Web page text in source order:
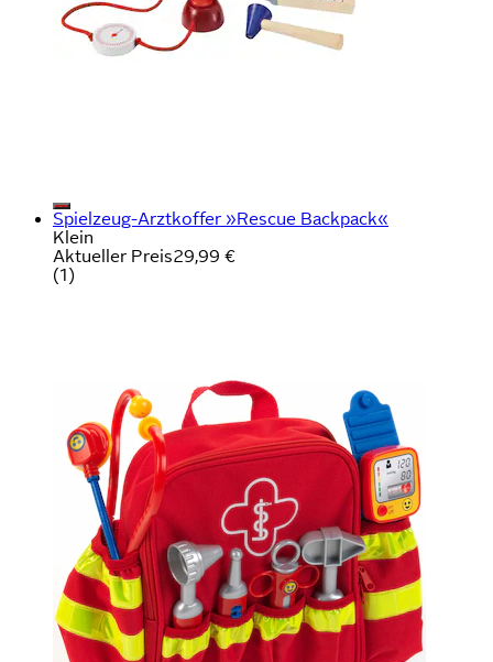
Spielzeug-Arztkoffer »Rescue Backpack«
Klein
Aktueller Preis29,99 €
(1)